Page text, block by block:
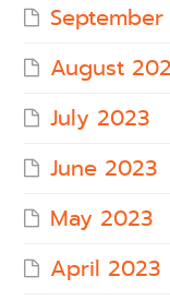
August
July 2023
June 2023
May 2023
April 2023